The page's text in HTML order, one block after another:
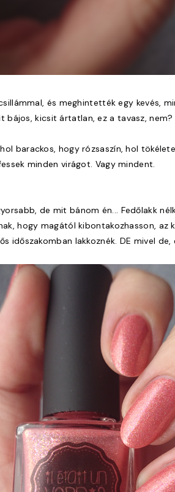
és meghintették egy kevés,
bájos, kicsit ártatlan, ez a tavasz, nem?
barackos, hogy rózsaszín, hol
minden virágot. Vagy mindent.
de mit bánom én... Fedőlakk
hogy magától kibontakozhasson, az
időszakomban lakkoznék. DE mivel